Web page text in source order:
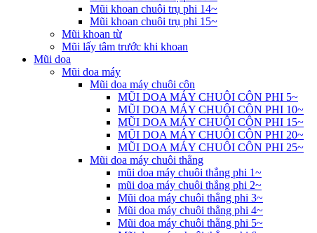
Mũi khoan chuôi trụ phi 14~
Mũi khoan chuôi trụ phi 15~
Mũi khoan từ
Mũi lấy tâm trước khi khoan
Mũi doa
Mũi doa máy
Mũi doa máy chuôi côn
MŨI DOA MÁY CHUÔI CÔN PHI 5~
MŨI DOA MÁY CHUÔI CÔN PHI 10~
MŨI DOA MÁY CHUÔI CÔN PHI 15~
MŨI DOA MÁY CHUÔI CÔN PHI 20~
MŨI DOA MÁY CHUÔI CÔN PHI 25~
Mũi doa máy chuôi thẳng
mũi doa máy chuôi thẳng phi 1~
mũi doa máy chuôi thẳng phi 2~
Mũi doa máy chuôi thẳng phi 3~
Mũi doa máy chuôi thẳng phi 4~
Mũi doa máy chuôi thẳng phi 5~